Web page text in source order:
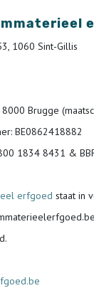
1060 Sint-Gillis
8000 Brugge
: BE0862418882
1834 8431 &
erfgoed staat in